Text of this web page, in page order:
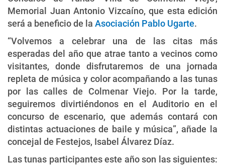
Memorial Juan Antonio Vizcaíno, que esta edición
será a beneficio de la Asociación Pablo Ugarte.
“Volvemos a celebrar una de las citas más
esperadas del año que atrae tanto a vecinos como
visitantes, donde disfrutaremos de una jornada
repleta de música y color acompañando a las tunas
por las calles de Colmenar Viejo. Por la tarde,
seguiremos divirtiéndonos en el Auditorio en el
concurso de escenario, que además contará con
distintas actuaciones de baile y música”, añade la
concejal de Festejos, Isabel Álvarez Díaz.
Las tunas participantes este año son las siguientes: